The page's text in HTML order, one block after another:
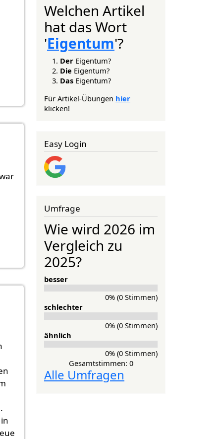
Welchen Artikel
hat das Wort
'Eigentum'?
Der Eigentum?
Die Eigentum?
Das Eigentum?
Für Artikel-Übungen hier
klicken!
Easy Login
Umfrage
Wie wird 2026 im
Vergleich zu
2025?
besser
0% (0 Stimmen)
schlechter
0% (0 Stimmen)
ähnlich
0% (0 Stimmen)
Gesamtstimmen: 0
Alle Umfragen